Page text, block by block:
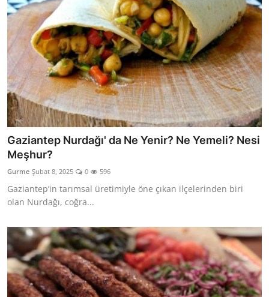
Gaziantep Nurdağı' da Ne Yenir? Ne Yemeli? Nesi
Meşhur?
Gurme Şubat 8, 2025 0 596
Gaziantep’in tarımsal üretimiyle öne çıkan ilçelerinden biri
olan Nurdağı, coğra...